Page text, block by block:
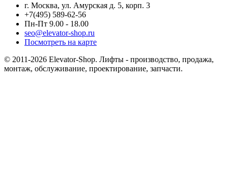
г. Москва, ул. Амурская д. 5, корп. 3
+7(495) 589-62-56
Пн-Пт 9.00 - 18.00
seo@elevator-shop.ru
Посмотреть на карте
© 2011-2026 Elevator-Shop. Лифты - производство, продажа,
монтаж, обслуживание, проектирование, запчасти.